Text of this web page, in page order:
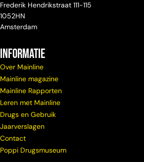
Frederik Hendrikstraat 111-115
1052HN
Amsterdam
Informatie
Over Mainline
Mainline magazine
Mainline Rapporten
Leren met Mainline
Drugs en Gebruik
Jaarverslagen
Contact
Poppi Drugsmuseum